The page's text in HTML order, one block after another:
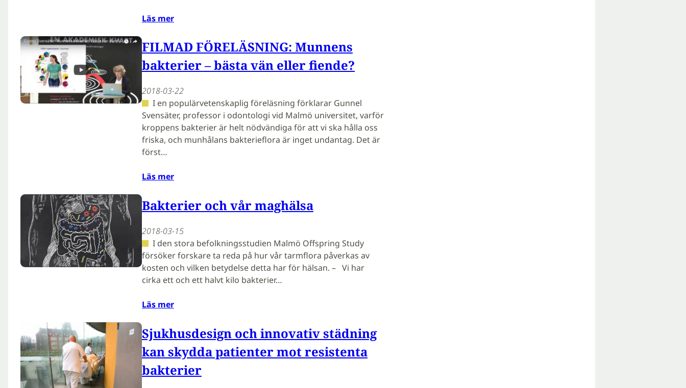
Läs mer
FILMAD FÖRELÄSNING: Munnens
bakterier – bästa vän eller fiende?
2018-03-22
I en populärvetenskaplig föreläsning förklarar Gunnel
Svensäter, professor i odontologi vid Malmö universitet, varför
kroppens bakterier är helt nödvändiga för att vi ska hålla oss
friska, och munhålans bakterieflora är inget undantag. Det är
först…
Läs mer
Bakterier och vår maghälsa
2018-03-15
I den stora befolkningsstudien Malmö Offspring Study
försöker forskare ta reda på hur vår tarmflora påverkas av
kosten och vilken betydelse detta har för hälsan. – Vi har
cirka ett och ett halvt kilo bakterier…
Läs mer
Sjukhusdesign och innovativ städning
kan skydda patienter mot resistenta
bakterier